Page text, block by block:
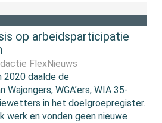
op arbeidsparticipatie
FlexNieuws
2020 daalde de
WGA’ers, WIA 35-
in het doelgroepregister.
werk en vonden geen nieuwe